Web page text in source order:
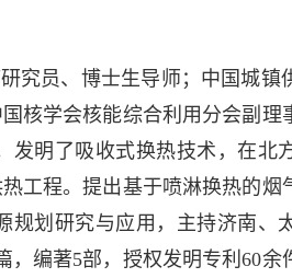
究员、博士生导师；中国城镇
核学会核能综合利用分会副理
明了吸收式换热技术，在北
工程。提出基于喷淋换热的烟
划研究与应用，主持济南、
编著5部，授权发明专利60余